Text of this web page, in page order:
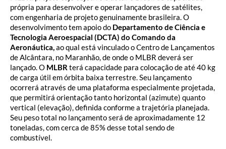
própria para desenvolver e operar lançadores de satélites,
com engenharia de projeto genuinamente brasileira. O
desenvolvimento tem apoio do Departamento de Ciência e
Tecnologia Aeroespacial (DCTA) do Comando da
Aeronáutica,ao qual está vinculado o Centro de Lançamentos
de Alcântara, no Maranhão, de onde o MLBR deverá ser
lançado. O MLBR terá capacidade para colocação de até 40 kg
de carga útil em órbita baixa terrestre. Seu lançamento
ocorrerá através de uma plataforma especialmente projetada,
que permitirá orientação tanto horizontal (azimute) quanto
vertical (elevação), definida conforme a trajetória planejada.
Seu peso total no lançamento será de aproximadamente 12
toneladas, com cerca de 85% desse total sendo de
combustível.